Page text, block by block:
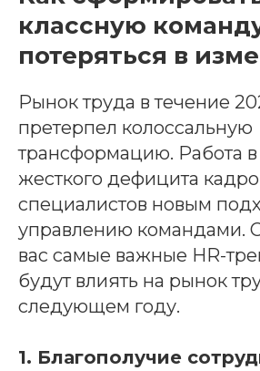
классную
потеряться в
Рынок труда в течение
претерпел колоссальную
трансформацию. Работа в
жесткого дефицита
специалистов новым
управлению командами.
вас самые важные HR-
будут влиять на рынок
следующем году.
1. Благополучие